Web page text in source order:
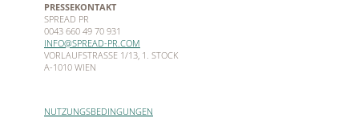
PRESSEKONTAKT
SPREAD PR
0043 660 49 70 931
INFO@SPREAD-PR.COM
VORLAUFSTRASSE 1/13, 1. STOCK
A-1010 WIEN
NUTZUNGSBEDINGUNGEN